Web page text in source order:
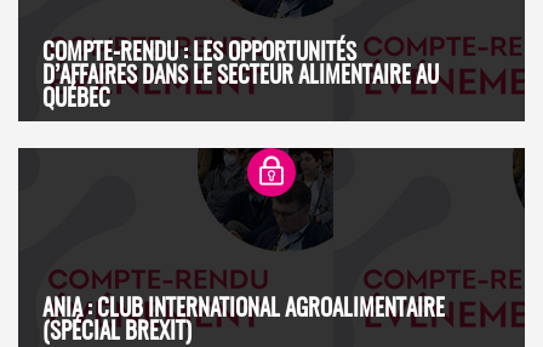
COMPTE-RENDU : LES OPPORTUNITÉS
D’AFFAIRES DANS LE SECTEUR ALIMENTAIRE AU
QUÉBEC
ANIA : CLUB INTERNATIONAL AGROALIMENTAIRE
(SPÉCIAL BREXIT)